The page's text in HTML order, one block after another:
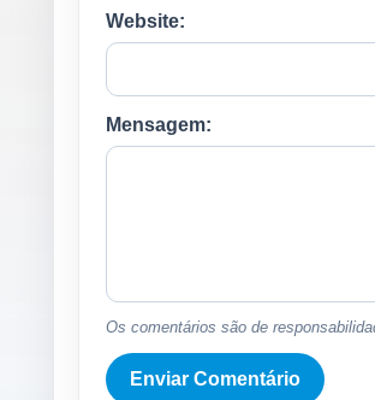
Website:
Mensagem:
Os comentários são de